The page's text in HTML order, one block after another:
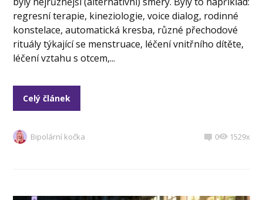
regresní terapie, kineziologie, voice dialog, rodinné
konstelace, automatická kresba, různé přechodové
rituály týkající se menstruace, léčení vnitřního dítěte,
léčení vztahu s otcem,...
Celý článek
Bipolární kočka 0 1529x